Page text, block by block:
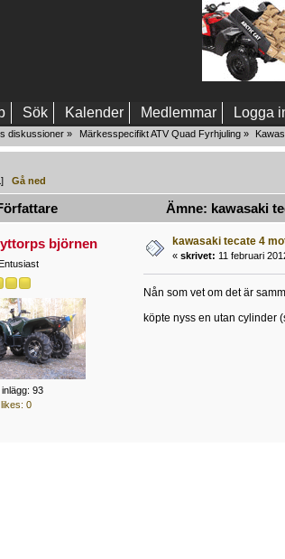
Sök Kalender Medlemmar Logga
diskussioner » Märkesspecifikt ATV Quad Fyrhjuling»
]Gå ned
Ämne: kawasaki
björnen
93
0
kawasaki tecate 4
« skrivet: 11 februari
Nån som vet om det är
köpte nyss en utan cylinder